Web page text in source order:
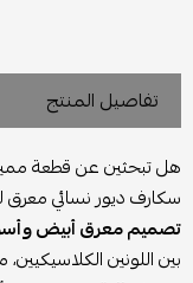
تفاصيل المنتج
هل تبحثين عن قطعة
سكارف ديور نسائي معرق
تصميم معرق أبيض
بين اللونين